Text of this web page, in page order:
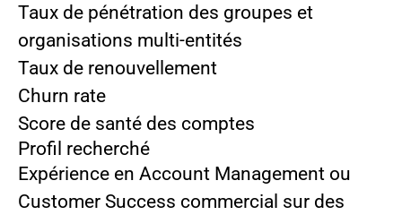
Taux de pénétration des groupes et
organisations multi-entités
Taux de renouvellement
Churn rate
Score de santé des comptes
Profil recherché
Expérience en Account Management ou
Customer Success commercial sur des